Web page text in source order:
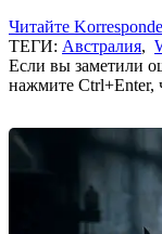
Читайте
ТЕГИ: Австралия,
Если вы заметили
нажмите Ctrl+Enter,